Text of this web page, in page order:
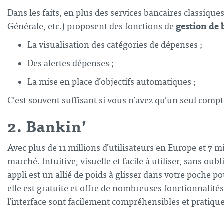
Dans les faits, en plus des services bancaires
Générale, etc.) proposent des fonctions de gestion de
La visualisation des catégories de dépenses ;
Des alertes dépenses ;
La mise en place d’objectifs automatiques ;
C’est souvent suffisant si vous n’avez qu’un seul
2. Bankin’
Avec plus de 11 millions d’utilisateurs en Europe et 7
marché. Intuitive, visuelle et facile à utiliser, sans
appli est un allié de poids à glisser dans votre poche
elle est gratuite et offre de nombreuses
l’interface sont facilement compréhensibles et